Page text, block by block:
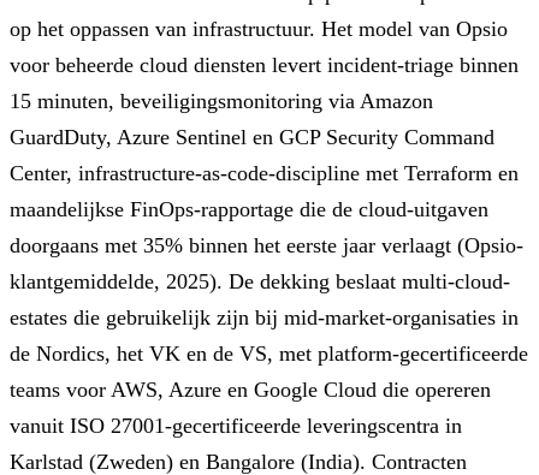
op het oppassen van infrastructuur. Het model van Opsio
voor beheerde cloud diensten levert incident-triage binnen
15 minuten, beveiligingsmonitoring via Amazon
GuardDuty, Azure Sentinel en GCP Security Command
Center, infrastructure-as-code-discipline met Terraform en
maandelijkse FinOps-rapportage die de cloud-uitgaven
doorgaans met 35% binnen het eerste jaar verlaagt (Opsio-
klantgemiddelde, 2025). De dekking beslaat multi-cloud-
estates die gebruikelijk zijn bij mid-market-organisaties in
de Nordics, het VK en de VS, met platform-gecertificeerde
teams voor AWS, Azure en Google Cloud die opereren
vanuit ISO 27001-gecertificeerde leveringscentra in
Karlstad (Zweden) en Bangalore (India). Contracten